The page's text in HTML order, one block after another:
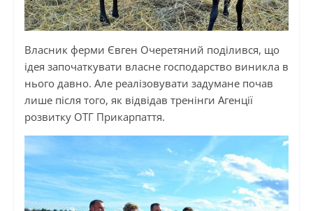
Власник ферми Євген Очеретяний поділився, що
ідея започаткувати власне господарство виникла в
нього давно. Але реалізовувати задумане почав
лише після того, як відвідав тренінги Агенції
розвитку ОТГ Прикарпаття.